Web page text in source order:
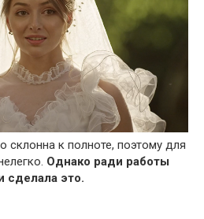
склонна к полноте, поэтому для
Однако ради работы
сделала это.